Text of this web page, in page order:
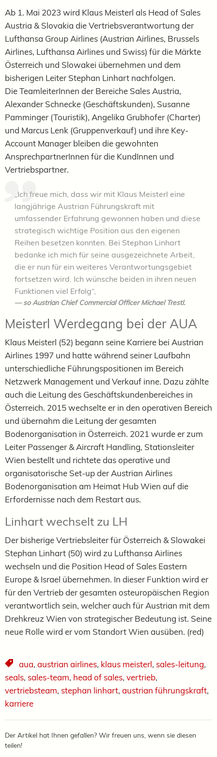
Ab 1. Mai 2023 wird Klaus Meisterl als Head of Sales
Austria & Slovakia die Vertriebsverantwortung der
Lufthansa Group Airlines (Austrian Airlines, Brussels
Airlines, Lufthansa Airlines und Swiss) für die Märkte
Österreich und Slowakei übernehmen und dem
bisherigen Leiter Stephan Linhart nachfolgen.
Die TeamleiterInnen der Bereiche Sales Austria,
Alexander Schnecke (Geschäftskunden), Susanne
Pamminger (Touristik), Angelika Grubhofer (Charter)
und Marcus Lenk (Gruppenverkauf) und ihre Key-
Account Manager bleiben die gewohnten
AnsprechpartnerInnen für die KundInnen und
Vertriebspartner.
„Ich freue mich, dass wir mit Klaus Meisterl eine
langjährige Austrian Führungskraft mit
umfassender Erfahrung gewonnen haben und diese
strategisch wichtige Position aus den eigenen
Reihen besetzen konnten. Bei Stephan Linhart
bedanke ich mich für seine ausgezeichnete Arbeit,
die er nun für ein weiteres Verantwortungsgebiet
fortsetzen wird. Ich wünsche beiden in ihren neuen
Funktionen viel Erfolg“,
so Austrian Chief Commercial Officer Michael Trestl.
Meisterl Werdegang bei der AUA
Klaus Meisterl (52) begann seine Karriere bei Austrian
Airlines 1997 und hatte während seiner Laufbahn
unterschiedliche Führungspositionen im Bereich
Netzwerk Management und Verkauf inne. Dazu zählte
auch die Leitung des Geschäftskundenbereiches in
Österreich. 2015 wechselte er in den operativen Bereich
und übernahm die Leitung der gesamten
Bodenorganisation in Österreich. 2021 wurde er zum
Leiter Passenger & Aircraft Handling, Stationsleiter
Wien bestellt und richtete das operative und
organisatorische Set-up der Austrian Airlines
Bodenorganisation am Heimat Hub Wien auf die
Erfordernisse nach dem Restart aus.
Linhart wechselt zu LH
Der bisherige Vertriebsleiter für Österreich & Slowakei
Stephan Linhart (50) wird zu Lufthansa Airlines
wechseln und die Position Head of Sales Eastern
Europe & Israel übernehmen. In dieser Funktion wird er
für den Vertrieb der gesamten osteuropäischen Region
verantwortlich sein, welcher auch für Austrian mit dem
Drehkreuz Wien von strategischer Bedeutung ist. Seine
neue Rolle wird er vom Standort Wien ausüben. (red)
aua, austrian airlines, klaus meisterl, sales-leitung,
seals, sales-team, head of sales, vertrieb,
vertriebsteam, stephan linhart, austrian führungskraft,
karriere
Der Artikel hat Ihnen gefallen? Wir freuen uns, wenn sie diesen
teilen!